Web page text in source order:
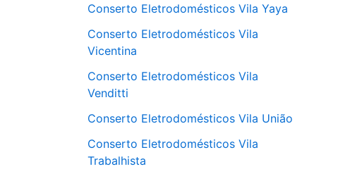
Conserto Eletrodomésticos Vila Yaya
Conserto Eletrodomésticos Vila
Vicentina
Conserto Eletrodomésticos Vila
Venditti
Conserto Eletrodomésticos Vila União
Conserto Eletrodomésticos Vila
Trabalhista